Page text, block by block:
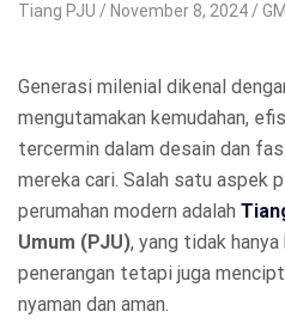
Tiang PJU November 8, 2024
Generasi milenial dikenal
mengutamakan kemudahan,
tercermin dalam desain dan
mereka cari. Salah satu aspek
perumahan modern adalah
Umum (PJU), yang tidak
penerangan tetapi juga
nyaman dan aman.